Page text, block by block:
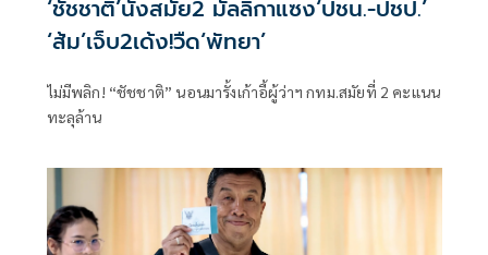
‘ชัชชาติ’นั่งสมัย2 มัลลิกาแซง‘ปชน.-ปชป.’
‘ส้ม’เจ็บ2เด้ง!วืด‘พัทยา’
ไม่มีพลิก! “ชัชชาติ” นอนมารั้งเก้าอี้ผู้ว่าฯ กทม.สมัยที่ 2 คะแนน
ทะลุล้าน